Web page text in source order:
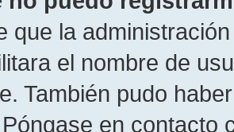
que la
el nombre de
También pudo
en contacto